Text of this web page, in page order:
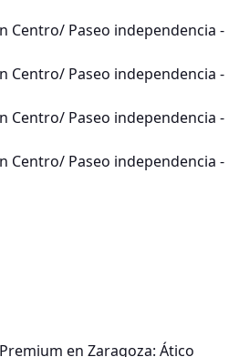
en Zaragoza: Ático